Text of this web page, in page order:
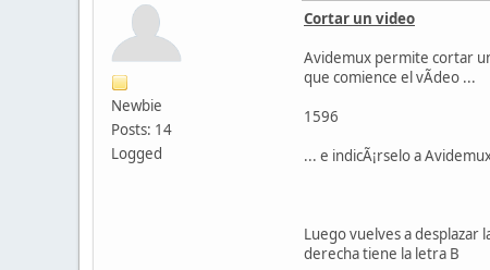
Newbie
Posts: 14
Logged
Cortar un video
Avidemux permite cortar
que comience el vÃ­deo ...
1596
... e indicÃ¡rselo a
Luego vuelves a desplazar
derecha tiene la letra B